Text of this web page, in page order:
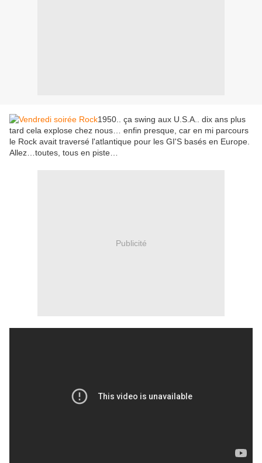
1950.. ça swing aux U.S.A.. dix ans plus
tard cela explose chez nous… enfin presque, car en mi parcours
le Rock avait traversé l'atlantique pour les GI'S basés en Europe.
Allez…toutes, tous en piste…
Publicité